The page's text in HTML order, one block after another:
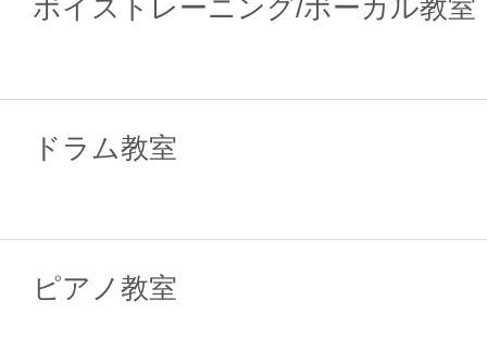
ボイストレーニング/ボーカル教室
ドラム教室
ピアノ教室